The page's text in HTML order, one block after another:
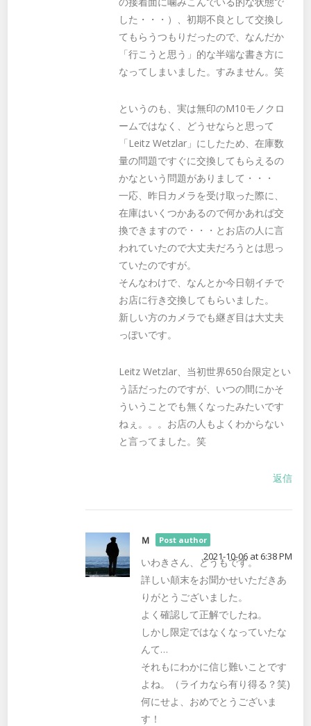
した・・・）、初期不良として交換し
てもらうつもりだったので、なんだか
「行こうと思う」的な半端な書き方に
なってしまいました。すみません。笑
というのも、実は無印のM10モノクロ
ームではなく、どうせならと思って
「Leitz Wetzlar」にしたため、在庫数
量の問題ですぐに交換してもらえるの
かなという問題がありまして・・・
一応、昨日カメラを受け取った際に、
在庫はいくつかあるので何かあれば交
換できますので・・・とお店の人に言
われていたので大丈夫だろうとは思っ
ていたのですが。
そんなわけで、なんとか今日朝イチで
お店に行き交換してもらいました。
新しい方のカメラでも継ぎ目は大丈夫
っぽいです。
Leitz Wetzlar、当初世界650台限定とい
う話だったのですが、いつの間にかそ
ういうことでも無くなったみたいです
ねぇ。。。お店の人もよくわからない
と言ってました。笑
返信
Ｍ Post author
2021-10-06 at 6:38 PM
いわきさん、どうもです。
詳しい顛末をお聞かせいただきあ
りがとうございました。
よく確認して正解でしたね。
しかし限定ではなくなっていたな
んて…
それもにわかに信じ難いことです
よね。（ライカなら有り得る？笑)
何にせよ、おめでとうございま
す！